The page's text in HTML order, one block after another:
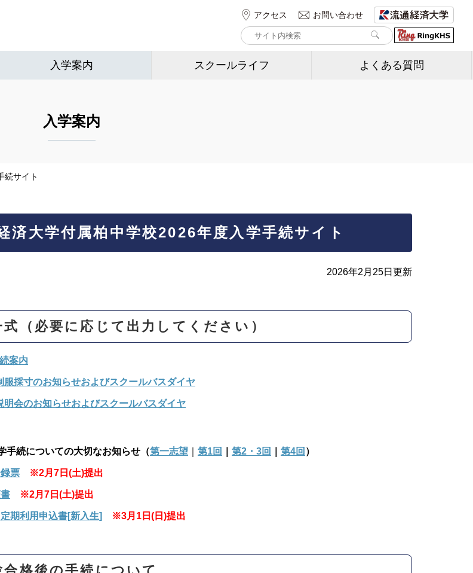
アクセス お問い合わせ
入学案内 スクールライフ よくある質問
入学案内
続サイト
済大学付属柏中学校2026年度入学手続サイト
2026年2月25日更新
（必要に応じて出力してください）
案内
服採寸のお知らせおよびスクールバスダイヤ
明会のお知らせおよびスクールバスダイヤ
手続についての大切なお知らせ（第一志望 第1回 第2・3回 第4回 ）
票 ※2月7日(土)提出
※2月7日(土)提出
期利用申込書[新入生] ※3月1日(日)提出